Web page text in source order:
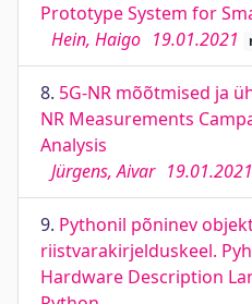
Prototype System for
Hein, Haigo 19.01.2021
8. 5G-NR mõõtmised ja
NR Measurements
Analysis
Jürgens, Aivar 19.01.2021
9. Pythonil põninev
riistvarakirjelduskeel.
Hardware Description